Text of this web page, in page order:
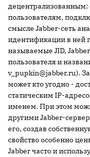
децентрализованным:
пользователям,
смысле Jabber-сеть
идентификации в ней
называемые JID,
пользователя и
v_pupkin@jabber.ru).
может кто угодно -
статическим IP-
именем. При этом
другими Jabber-
его, создав
свойство особенно
Jabber часто и